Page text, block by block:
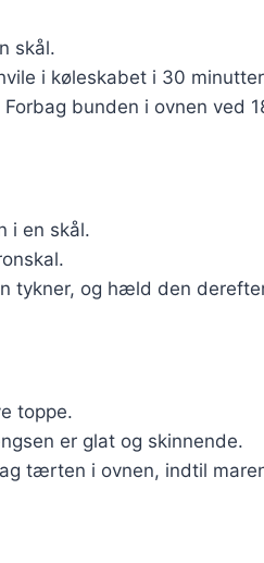
skål.
i køleskabet i 30
bunden i ovnen ved
i en skål.
tykner, og hæld den
toppe.
er glat og skinnende.
tærten i ovnen, indtil